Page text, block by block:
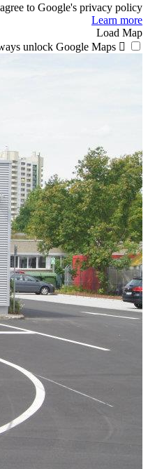
to Google's privacy policy.
Learn more
Load Map
unlock Google Maps